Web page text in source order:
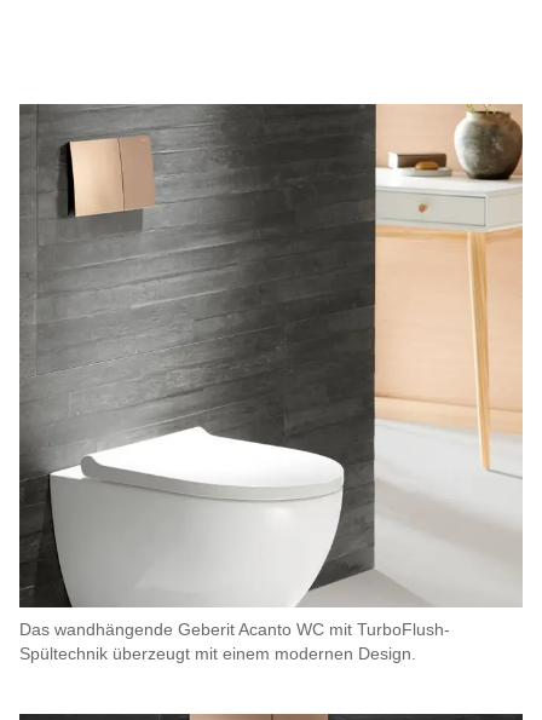
Das wandhängende Geberit Acanto WC mit TurboFlush-
Spültechnik überzeugt mit einem modernen Design.